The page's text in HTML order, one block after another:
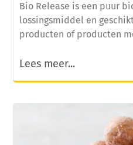
Bio Release is een puur
lossingsmiddel en
producten of producten
Lees meer...